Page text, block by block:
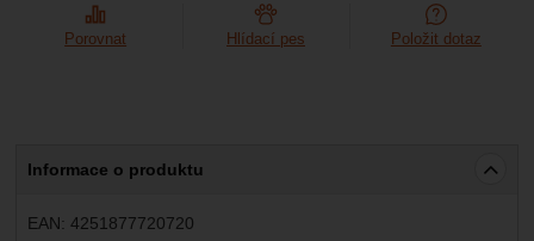
Porovnat Hlídací pes Položit dotaz
Informace o produktu
EAN: 4251877720720